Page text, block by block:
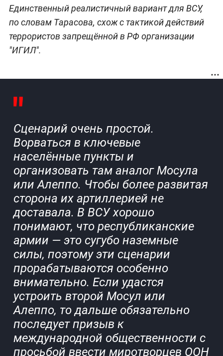
Единственный реалистичный вариант для ВСУ,
по словам Тарасова, схож с тактикой действий
террористов запрещённой в РФ организации
"ИГИЛ".
Сценарий очень простой.
Ворваться в ключевые
населённые пункты и
организовать там аналог Мосула
или Алеппо. Чтобы более развитая
сторона их артиллерией не
доставала. В ВСУ хорошо
понимают, что республиканские
армии — это сугубо наземные
силы, поэтому эти сценарии
прорабатываются особенно
внимательно. Если удастся
устроить второй Мосул или
Алеппо, то дальше обязательно
последует призыв к
международной общественности с
просьбой ввести миротворцев ООН